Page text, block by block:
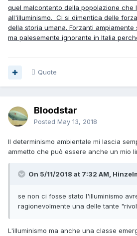
quel malcontento della popolazione che
all'illuminismo. Ci si dimentica delle
della storia umana. Forzanti
ma palesemente ignorante in Italia
Quote
Bloodstar
Posted May 13, 2018
Il determinismo ambientale mi lascia
ammetto che può essere anche un mio
On 5/11/2018 at 7:32 AM,
se non ci fosse stato l'illuminismo
ragionevolmente una delle tante
L'illuminismo ma anche una classe